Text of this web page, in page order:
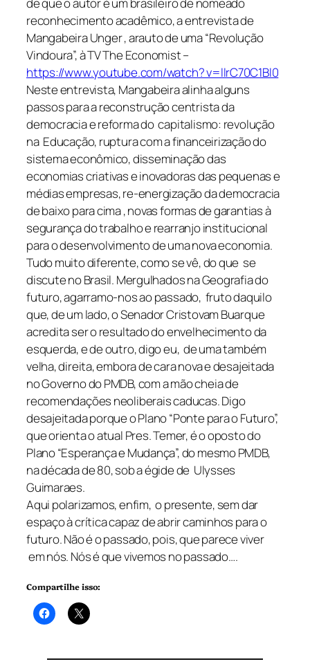
de que o autor é um brasileiro de nomeado
reconhecimento acadêmico, a entrevista de
Mangabeira Unger , arauto de uma “Revolução
Vindoura”, à TV The Economist –
https://www.youtube.com/watch? v=llrC70C1Bl0
Neste entrevista, Mangabeira alinha alguns
passos para a reconstrução centrista da
democracia e reforma do capitalismo: revolução
na Educação, ruptura com a financeirização do
sistema econômico, disseminação das
economias criativas e inovadoras das pequenas e
médias empresas, re-energização da democracia
de baixo para cima , novas formas de garantias à
segurança do trabalho e rearranjo institucional
para o desenvolvimento de uma nova economia.
Tudo muito diferente, como se vê, do que se
discute no Brasil. Mergulhados na Geografia do
futuro, agarramo-nos ao passado, fruto daquilo
que, de um lado, o Senador Cristovam Buarque
acredita ser o resultado do envelhecimento da
esquerda, e de outro, digo eu, de uma também
velha, direita, embora de cara nova e desajeitada
no Governo do PMDB, com a mão cheia de
recomendações neoliberais caducas. Digo
desajeitada porque o Plano “Ponte para o Futuro”,
que orienta o atual Pres. Temer, é o oposto do
Plano “Esperança e Mudança”, do mesmo PMDB,
na década de 80, sob a égide de Ulysses
Guimaraes.
Aqui polarizamos, enfim, o presente, sem dar
espaço à crítica capaz de abrir caminhos para o
futuro. Não é o passado, pois, que parece viver
em nós. Nós é que vivemos no passado….
Compartilhe isso: